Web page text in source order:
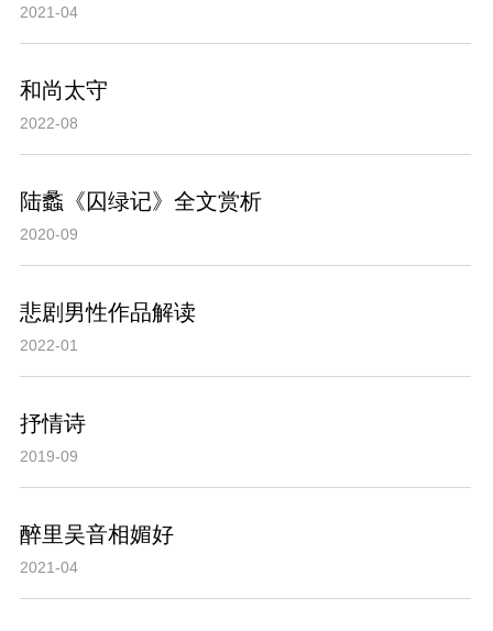
2021-04
和尚太守
2022-08
陆蠡《囚绿记》全文赏析
2020-09
悲剧男性作品解读
2022-01
抒情诗
2019-09
醉里吴音相媚好
2021-04